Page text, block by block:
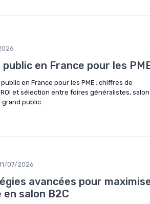
en France pour les
en France pour les PME : chiffres de
et sélection entre foires généralistes,
public.
07/2026
avancées pour
salon B2C